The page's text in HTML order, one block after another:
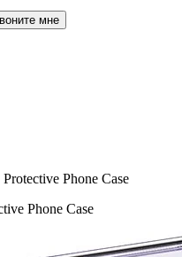
Phone Case
Phone Case